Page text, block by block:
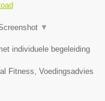
▼
individuele begeleiding
Fitness, Voedingsadvies